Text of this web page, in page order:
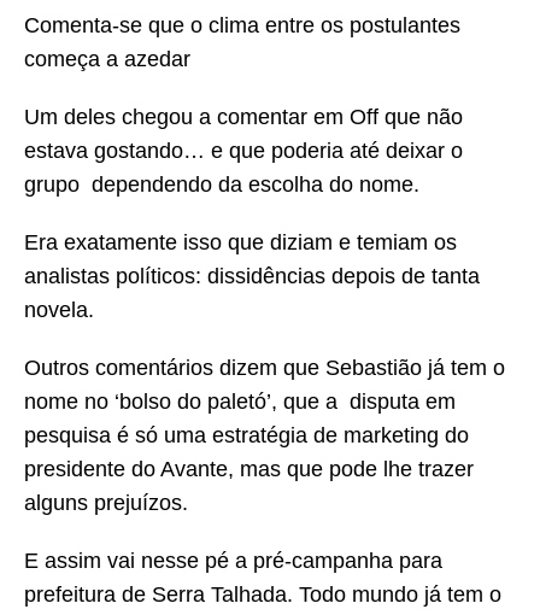
Comenta-se que o clima entre os postulantes
começa a azedar
Um deles chegou a comentar em Off que não
estava gostando… e que poderia até deixar o
grupo dependendo da escolha do nome.
Era exatamente isso que diziam e temiam os
analistas políticos: dissidências depois de tanta
novela.
Outros comentários dizem que Sebastião já tem o
nome no ‘bolso do paletó’, que a disputa em
pesquisa é só uma estratégia de marketing do
presidente do Avante, mas que pode lhe trazer
alguns prejuízos.
E assim vai nesse pé a pré-campanha para
prefeitura de Serra Talhada. Todo mundo já tem o